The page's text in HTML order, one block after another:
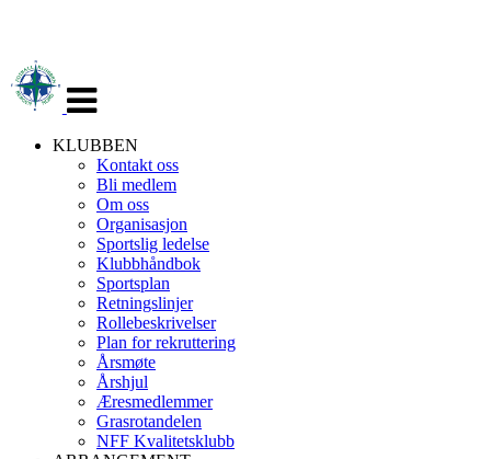
navigasjon
KLUBBEN
Kontakt oss
Bli medlem
Om oss
Organisasjon
Sportslig ledelse
Klubbhåndbok
Sportsplan
Retningslinjer
Rollebeskrivelser
Plan for rekruttering
Årsmøte
Årshjul
Æresmedlemmer
Grasrotandelen
NFF Kvalitetsklubb